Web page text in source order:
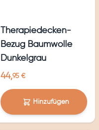
Therapiedecken-
Bezug Baumwolle
Dunkelgrau
44,95 €
Hinzufügen